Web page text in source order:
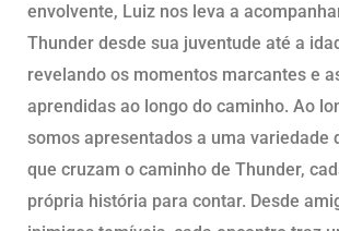
envolvente, Luiz nos leva a
Thunder desde sua juventude até a
revelando os momentos marcantes e
aprendidas ao longo do caminho. Ao
somos apresentados a uma variedade
que cruzam o caminho de Thunder,
própria história para contar. Desde